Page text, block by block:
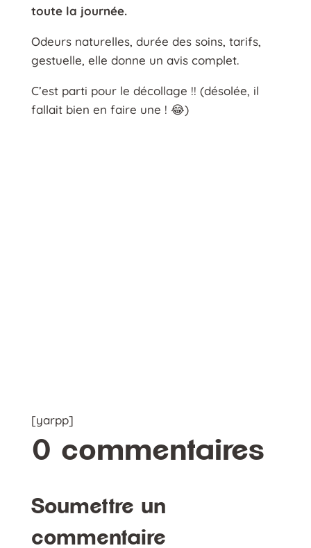
toute la journée.
Odeurs naturelles, durée des soins, tarifs,
gestuelle, elle donne un avis complet.
C’est parti pour le décollage !! (désolée, il
fallait bien en faire une ! 😂)
[yarpp]
0 commentaires
Soumettre un
commentaire